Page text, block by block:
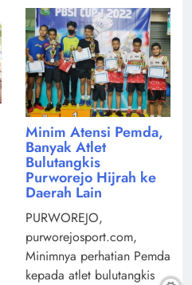
Minim Atensi Pemda,
Banyak Atlet
Bulutangkis
Purworejo Hijrah ke
Daerah Lain
PURWOREJO,
purworejosport.com,
Minimnya perhatian Pemda
kepada atlet bulutangkis